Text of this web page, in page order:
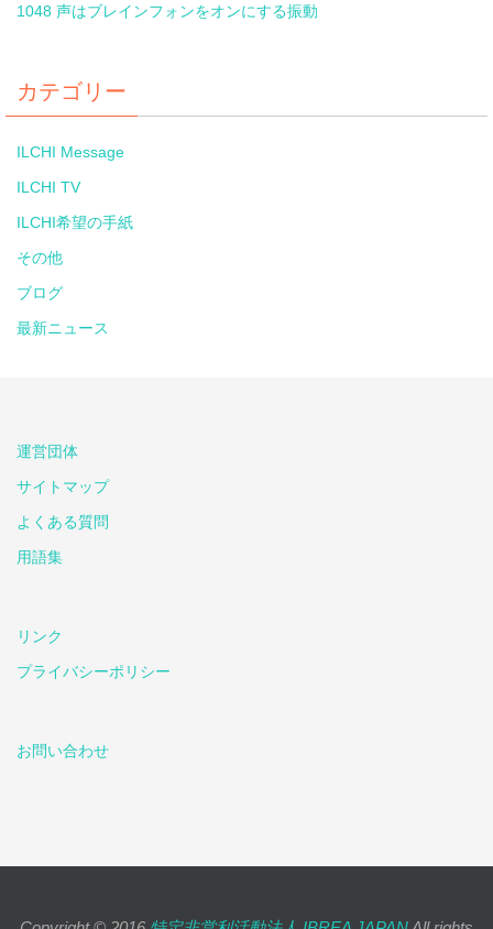
1048 声はブレインフォンをオンにする振動
カテゴリー
ILCHI Message
ILCHI TV
ILCHI希望の手紙
その他
ブログ
最新ニュース
運営団体
サイトマップ
よくある質問
用語集
リンク
プライバシーポリシー
お問い合わせ